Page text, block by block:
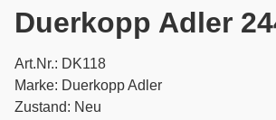
Duerkopp Adler
Art.Nr.: DK118
Marke: Duerkopp Adler
Zustand: Neu